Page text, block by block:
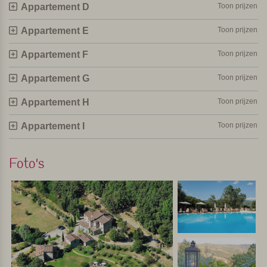
Appartement D Toon prijzen
Appartement E Toon prijzen
Appartement F Toon prijzen
Appartement G Toon prijzen
Appartement H Toon prijzen
Appartement I Toon prijzen
Foto's